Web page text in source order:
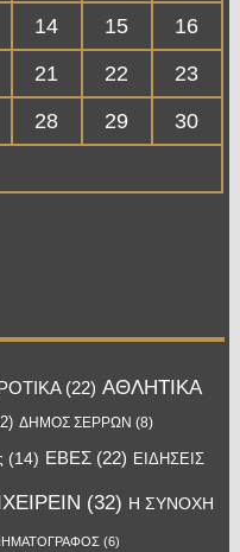
14 15
16
21 22
23
28 29
30
(22) ΑΘΛΗΤΙΚΑ
ΔΗΜΟΣ ΣΕΡΡΩΝ (8)
(14) ΕΒΕΣ(22) ΕΙΔΗΣΕΙΣ
(32) Η ΣΥΝΟΧΗ
(6)